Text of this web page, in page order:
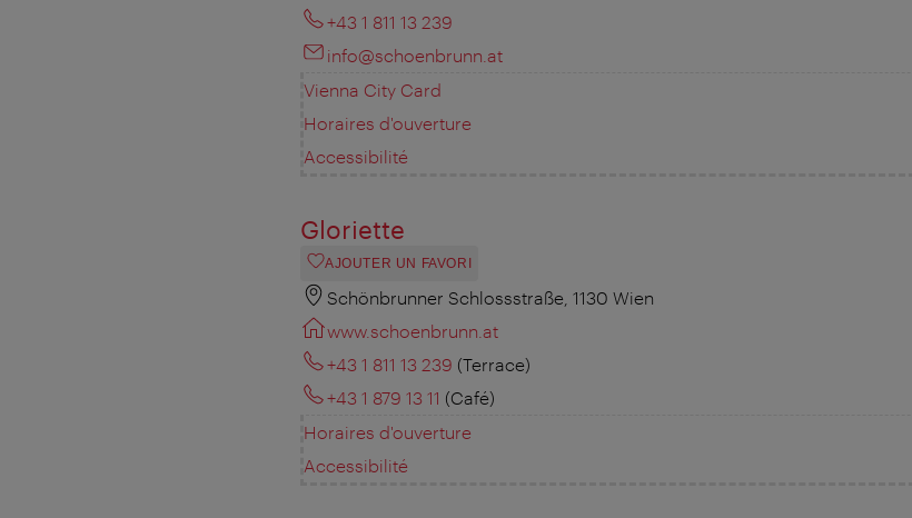
+43 1 811 13 239
info@schoenbrunn.at
Vienna City Card
Horaires d'ouverture
Accessibilité
Gloriette
AJOUTER UN FAVORI
Schönbrunner Schlossstraße, 1130 Wien
www.schoenbrunn.at
+43 1 811 13 239 (Terrace)
+43 1 879 13 11 (Café)
Horaires d'ouverture
Accessibilité